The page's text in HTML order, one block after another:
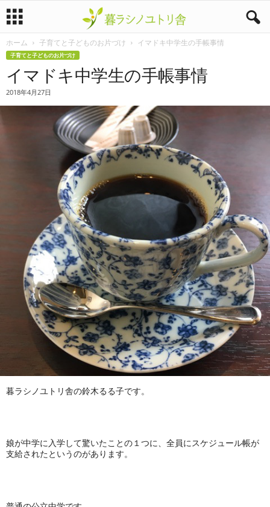
暮
ノ
ホーム 子育てと子どものお片づけ イマドキ中学生の手帳事情
子育てと子どものお片づけ
イマドキ中学生の手帳事情
2018年4月27日
暮ラシノユトリ舎の鈴木るる子です。
娘が中学に入学して驚いたことの１つに、全員にスケジュール帳が
支給されたというのがあります。